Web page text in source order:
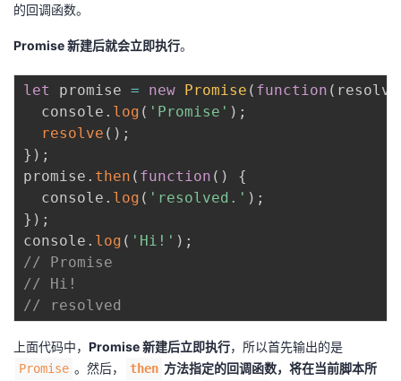
的回调函数。
Promise 新建后就会立即执行。
let promise = new Promise ( function ( resolve
  console
. log ( 'Promise' ) ;
resolve ( ) ;
} ) ;
promise . then ( function ( )
{
  console
. log ( 'resolved.' ) ;
} ) ;
console . log ( 'Hi!' ) ;
// Promise
// Hi!
// resolved
上面代码中， Promise 新建后立即执行，所以首先输出的是
Promise 。然后， then 方法指定的回调函数，将在当前脚本所